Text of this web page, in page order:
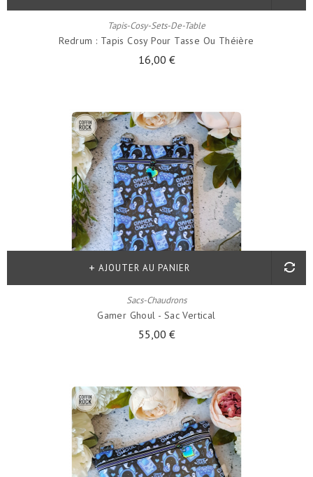
Tapis-Cosy-Sets-De-Table
Redrum : Tapis Cosy Pour Tasse Ou Théière
16,00 €
Sacs-Chaudrons
Gamer Ghoul - Sac Vertical
55,00 €
AJOUTER AU PANIER